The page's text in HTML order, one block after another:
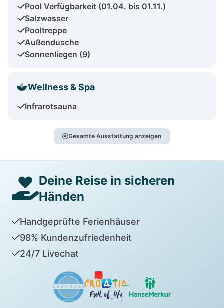
Pool Verfügbarkeit (01.04. bis 01.11.)
Salzwasser
Pooltreppe
Außendusche
Sonnenliegen (9)
Wellness & Spa
Infrarotsauna
Gesamte Ausstattung anzeigen
Deine Reise in sicheren
Händen
Handgeprüfte Ferienhäuser
98% Kundenzufriedenheit
24/7 Livechat